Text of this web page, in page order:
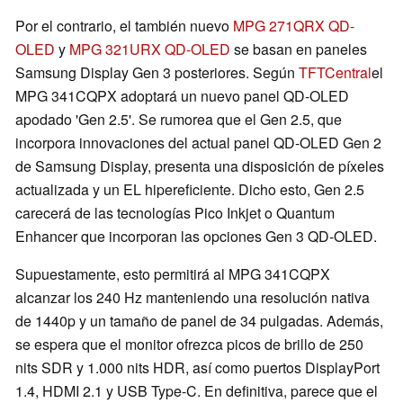
Por el contrario, el también nuevo MPG 271QRX QD-
OLED y MPG 321URX QD-OLED se basan en paneles
Samsung Display Gen 3 posteriores. Según TFTCentralel
MPG 341CQPX adoptará un nuevo panel QD-OLED
apodado 'Gen 2.5'. Se rumorea que el Gen 2.5, que
incorpora innovaciones del actual panel QD-OLED Gen 2
de Samsung Display, presenta una disposición de píxeles
actualizada y un EL hipereficiente. Dicho esto, Gen 2.5
carecerá de las tecnologías Pico Inkjet o Quantum
Enhancer que incorporan las opciones Gen 3 QD-OLED.
Supuestamente, esto permitirá al MPG 341CQPX
alcanzar los 240 Hz manteniendo una resolución nativa
de 1440p y un tamaño de panel de 34 pulgadas. Además,
se espera que el monitor ofrezca picos de brillo de 250
nits SDR y 1.000 nits HDR, así como puertos DisplayPort
1.4, HDMI 2.1 y USB Type-C. En definitiva, parece que el